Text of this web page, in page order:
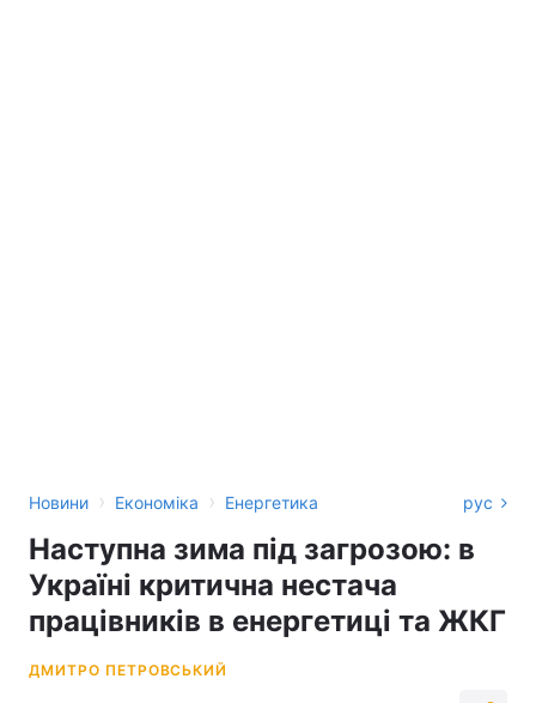
Новини › Економіка › Енергетика рус
Наступна зима під загрозою: в
Україні критична нестача
працівників в енергетиці та ЖКГ
ДМИТРО ПЕТРОВСЬКИЙ